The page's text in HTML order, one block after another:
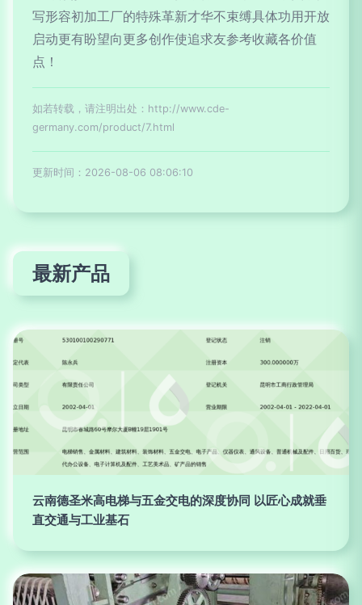
写形容初加工厂的特殊革新才华不束缚具体功用开放
启动更有盼望向更多创作使追求友参考收藏各价值
点！
如若转载，请注明出处：http://www.cde-
germany.com/product/7.html
更新时间：2026-08-06 08:06:10
最新产品
云南德圣米高电梯与五金交电的深度协同 以匠心成就垂
直交通与工业基石